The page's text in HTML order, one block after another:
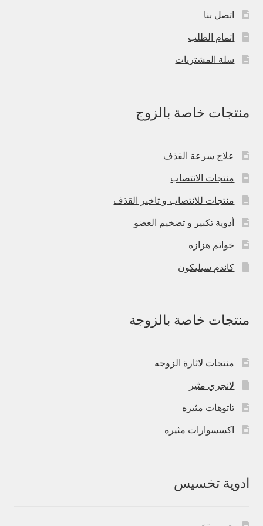
اتصل بنا
اتمام الطلب
سلة المشتريات
منتجات خاصة بالزوج
علاج سرعة القذف
منتجات الانتصاب
منتجات للانتصاب و تاخير القذف
أدوية تكبير و تضخيم العضو
خواتم هزازه
كاندم سيليكون
منتجات خاصة بالزوجة
منتجات لاثارة الزوجه
لانجري مثير
تاتوهات مثيره
اكسسوارات مثيره
ادوية تخسيس